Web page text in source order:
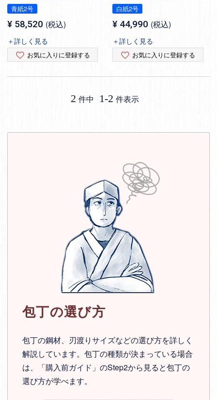
青紙2号
¥ 58,520 税込
＋詳しく見る
お気に入りに登録する
白紙2号
¥ 44,990 税込
＋詳しく見る
お気に入りに登録する
2 件中 1-2 件表示
包丁の選び方
包丁の鋼材、刃渡りサイズなどの選び方を詳しく
解説しています。包丁の種類が決まっている場合
は、「購入前ガイド」のStep2から見ると包丁の
選び方が学べます。